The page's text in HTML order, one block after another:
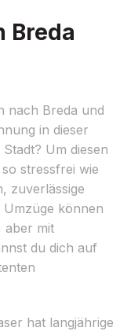
Breda
nach Breda und
in dieser
Um diesen
stressfrei wie
zuverlässige
können
aber mit
du dich auf
hat langjährige